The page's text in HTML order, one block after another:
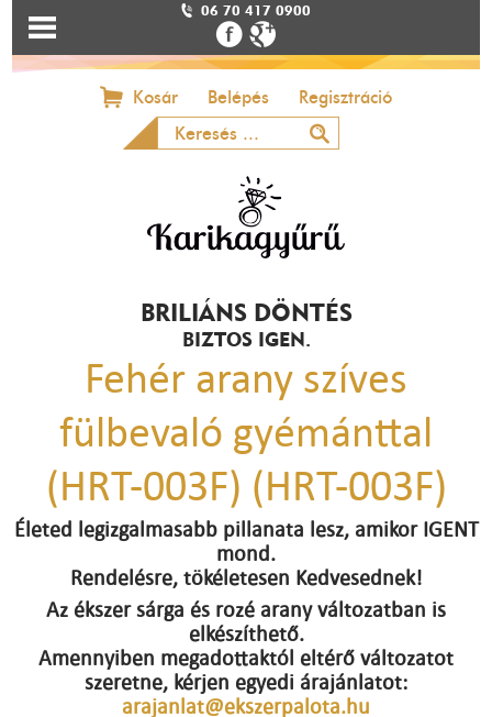
06 70 417 0900
Kosár Belépés Regisztráció
BRILIÁNS DÖNTÉS
BIZTOS IGEN.
Fehér arany szíves
fülbevaló gyémánttal
(HRT-003F) (HRT-003F)
Életed legizgalmasabb pillanata lesz, amikor IGENT
mond.
Rendelésre, tökéletesen Kedvesednek!
Az ékszer sárga és rozé arany változatban is
elkészíthető.
Amennyiben megadottaktól eltérő változatot
szeretne, kérjen egyedi árajánlatot:
arajanlat@ekszerpalota.hu